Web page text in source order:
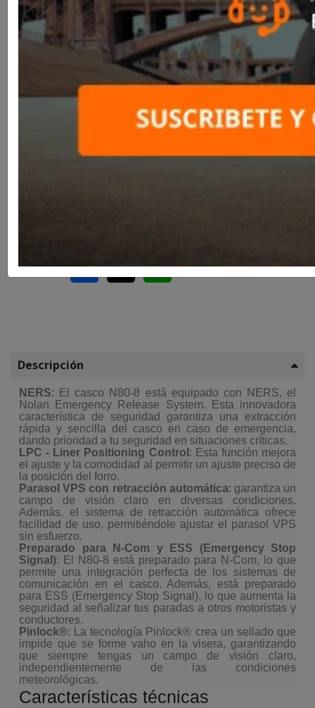
Talla: XL
Color: Gris, Negro, Rojo
Compartir
Descripción
NERS: El casco N80-8 está equipado con NERS, el
Nolan Emergency Release System. Esta innovadora
característica de seguridad garantiza una extracción
rápida y sencilla del casco en caso de emergencia,
dando prioridad a tu seguridad en situaciones críticas.
LPC - Liner Positioning Control : Esta función mejora
el ajuste y la comodidad al permitir un ajuste preciso de
la posición del forro.
Parasol VPS con retracción automática: garantiza un
campo de visión claro en diversas condiciones.
Además, el sistema de retracción automática ofrece
facilidad de uso, permitiéndole ajustar el parasol VPS
sin esfuerzo.
Preparado para N-Com y ESS (Emergency Stop
Signal): El N80-8 está preparado para N-Com, lo que
permite una integración perfecta de los sistemas de
comunicación en el casco. Además, está preparado
para ESS (Emergency Stop Signal), lo que aumenta la
seguridad al señalizar tus paradas a otros motoristas y
conductores.
Pinlock®: La tecnología Pinlock® crea un sellado que
impide que se forme vaho en la visera, garantizando
que siempre tengas un campo de visión claro,
independientemente de las condiciones
meteorológicas.
Características técnicas